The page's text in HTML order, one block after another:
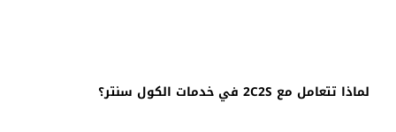
لماذا تتعامل مع 2C2S في خدمات الكول سنتر؟